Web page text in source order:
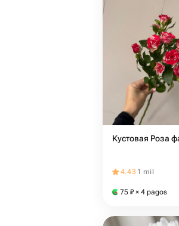
Кустовая Роза
4.43 1 mil
75 ₽ × 4 pagos